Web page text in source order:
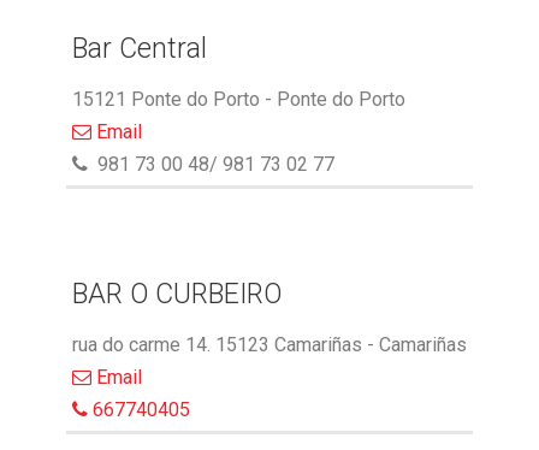
Bar Central
15121 Ponte do Porto - Ponte do Porto
Email
981 73 00 48/ 981 73 02 77
BAR O CURBEIRO
rua do carme 14. 15123 Camariñas - Camariñas
Email
667740405